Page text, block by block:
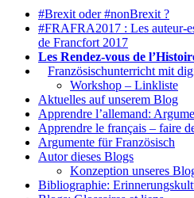
#Brexit oder #nonBrexit ?
#FRAFRA2017 : Les auteur-
de Francfort 2017
Les Rendez-vous de
Französischunterricht mit
Workshop – Linkliste
Aktuelles auf unserem Blog
Apprendre l’allemand:
Apprendre le français – faire
Argumente für Französisch
Autor dieses Blogs
Konzeption unseres
Bibliographie: